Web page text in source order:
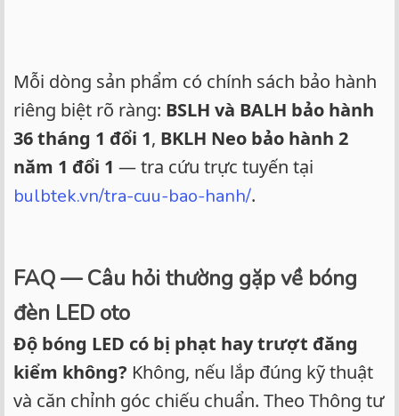
Mỗi dòng sản phẩm có chính sách bảo hành
riêng biệt rõ ràng: BSLH và BALH bảo hành
36 tháng 1 đổi 1, BKLH Neo bảo hành 2
năm 1 đổi 1 — tra cứu trực tuyến tại
bulbtek.vn/tra-cuu-bao-hanh/.
FAQ — Câu hỏi thường gặp về bóng
đèn LED oto
Độ bóng LED có bị phạt hay trượt đăng
kiểm không? Không, nếu lắp đúng kỹ thuật
và căn chỉnh góc chiếu chuẩn. Theo Thông tư